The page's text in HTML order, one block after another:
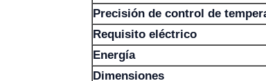
Precisión de control de
Requisito eléctrico
Energía
Dimensiones